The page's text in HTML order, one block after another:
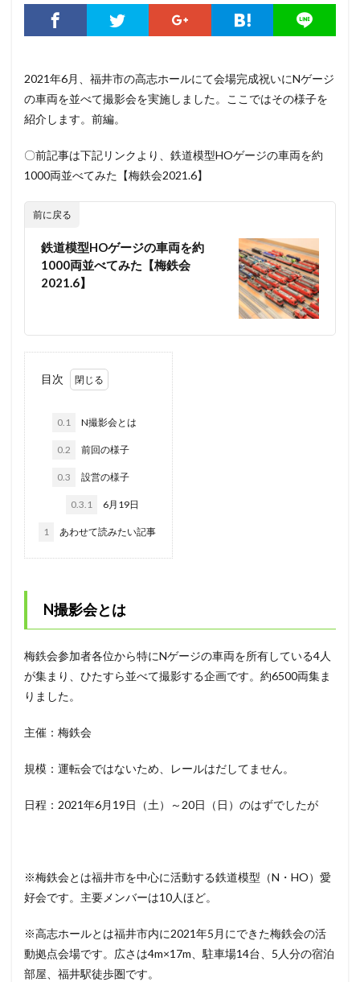
2021年6月、福井市の高志ホールにて会場完成祝いにNゲージ
の車両を並べて撮影会を実施しました。ここではその様子を
紹介します。前編。
〇前記事は下記リンクより、鉄道模型HOゲージの車両を約
1000両並べてみた【梅鉄会2021.6】
前に戻る
鉄道模型HOゲージの車両を約
1000両並べてみた【梅鉄会
2021.6】
目次
0.1 N撮影会とは
0.2 前回の様子
0.3 設営の様子
0.3.1 6月19日
1 あわせて読みたい記事
N撮影会とは
梅鉄会参加者各位から特にNゲージの車両を所有している4人
が集まり、ひたすら並べて撮影する企画です。約6500両集ま
りました。
主催：梅鉄会
規模：運転会ではないため、レールはだしてません。
日程：2021年6月19日（土）～20日（日）のはずでしたが
※梅鉄会とは福井市を中心に活動する鉄道模型（N・HO）愛
好会です。主要メンバーは10人ほど。
※高志ホールとは福井市内に2021年5月にできた梅鉄会の活
動拠点会場です。広さは4m×17m、駐車場14台、5人分の宿泊
部屋、福井駅徒歩圏です。